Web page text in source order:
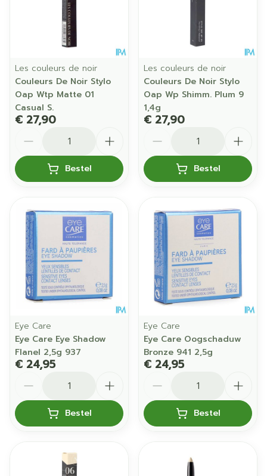
Les couleurs de noir
Couleurs De Noir Stylo
Oap Wtp Matte 01
Casual S.
€ 27,90
Bestel
Les couleurs de noir
Couleurs De Noir Stylo
Oap Wp Shimm. Plum 9
1,4g
€ 27,90
Bestel
Eye Care
Eye Care Eye Shadow
Flanel 2,5g 937
€ 24,95
Bestel
Eye Care
Eye Care Oogschaduw
Bronze 941 2,5g
€ 24,95
Bestel